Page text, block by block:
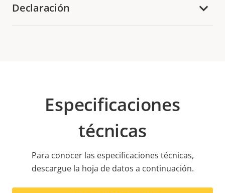
Declaración
Especificaciones
técnicas
Para conocer las especificaciones técnicas,
descargue la hoja de datos a continuación.